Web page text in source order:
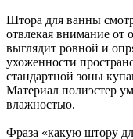
Штора для ванны
отвлекая внимание от
выглядит ровной и
ухоженности
стандартной зоны
Материал полиэстер
влажностью.
Фраза «какую штору